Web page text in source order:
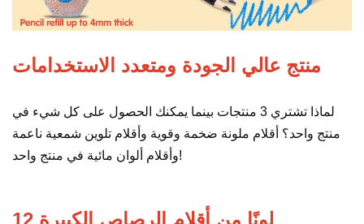
منتج عالي الجودة ومتعدد الاستخدامات
لماذا تشتري 3 منتجات بينما يمكنك الحصول على كل شيء في
منتج واحد؟ أقلام ملونة ضخمة وقوية وأقلام تلوين شمعية ناعمة
وأقلام ألوان مائية في منتج واحد!
12 لونًا من أقلام الرصاص الكبيرة